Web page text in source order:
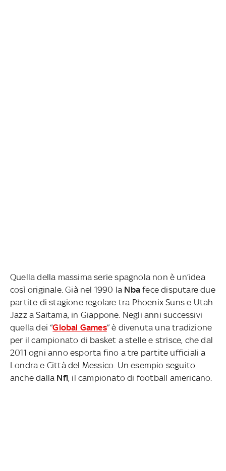
Quella della massima serie spagnola non è un’idea
così originale. Già nel 1990 la Nba fece disputare due
partite di stagione regolare tra Phoenix Suns e Utah
Jazz a Saitama, in Giappone. Negli anni successivi
quella dei “Global Games” è divenuta una tradizione
per il campionato di basket a stelle e strisce, che dal
2011 ogni anno esporta fino a tre partite ufficiali a
Londra e Città del Messico. Un esempio seguito
anche dalla Nfl, il campionato di football americano.